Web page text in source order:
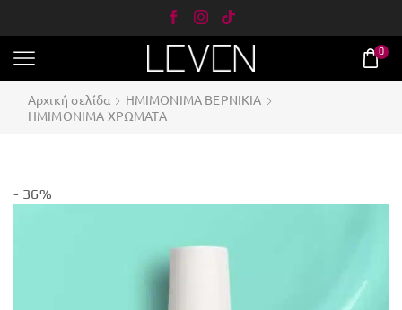
0
Αρχική σελίδα
ΗΜΙΜΟΝΙΜΑ ΒΕΡΝΙΚΙΑ
ΗΜΙΜΟΝΙΜΑ ΧΡΩΜΑΤΑ
- 36%